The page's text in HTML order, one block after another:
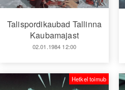
Talispordikaubad Tallinna
Kaubamajast
02.01.1984 12:00
Hetkel toimub